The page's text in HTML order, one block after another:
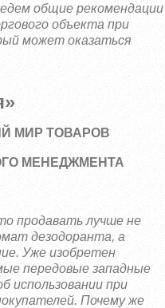
общие рекомендации
объекта при
может оказаться
МИР ТОВАРОВ
МЕНЕДЖМЕНТА
продавать лучше не
дезодоранта, а
Уже изобретен
передовые западные
использовании при
Почему же